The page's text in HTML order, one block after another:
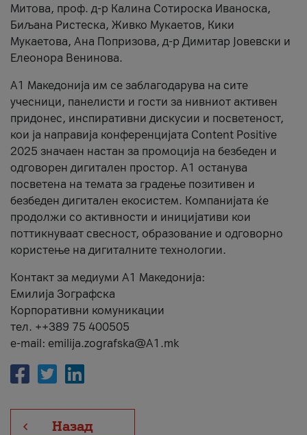
Митова, проф. д-р Калина Сотироска Иваноска,
Биљана Ристеска, Живко Мукаетов, Кики
Мукаетова, Ана Попризова, д-р Димитар Јовевски и
Елеонора Венинова.
А1 Македонија им се заблагодарува на сите
учесници, панелисти и гости за нивниот активен
придонес, инспиративни дискусии и посветеност,
кои ја направија конференцијата Content Positive
2025 значаен настан за промоција на безбеден и
одговорен дигитален простор. А1 останува
посветена на темата за градење позитивен и
безбеден дигитален екосистем. Компанијата ќе
продолжи со активности и иницијативи кои
поттикнуваат свесност, образование и одговорно
користење на дигиталните технологии.
Контакт за медиуми А1 Македонија:
Емилија Зографска
Корпоративни комуникации
тел. ++389 75 400505
e-mail: emilija.zografska@A1.mk
Назад